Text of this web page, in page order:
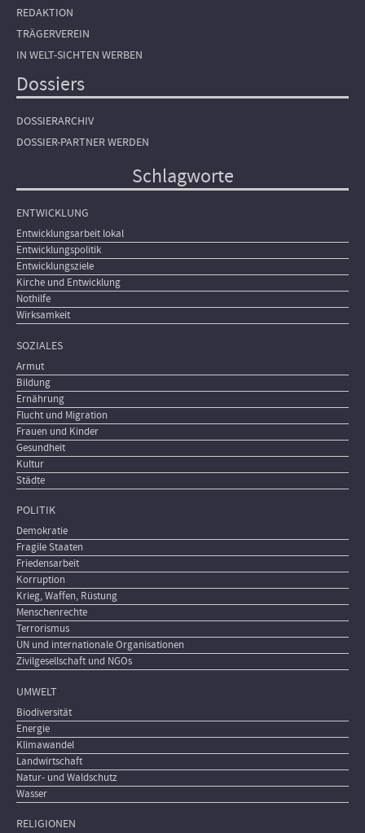
REDAKTION
TRÄGERVEREIN
IN WELT-SICHTEN WERBEN
Dossiers
DOSSIERARCHIV
DOSSIER-PARTNER WERDEN
Schlagworte
ENTWICKLUNG
Entwicklungsarbeit lokal
Entwicklungspolitik
Entwicklungsziele
Kirche und Entwicklung
Nothilfe
Wirksamkeit
SOZIALES
Armut
Bildung
Ernährung
Flucht und Migration
Frauen und Kinder
Gesundheit
Kultur
Städte
POLITIK
Demokratie
Fragile Staaten
Friedensarbeit
Korruption
Krieg, Waffen, Rüstung
Menschenrechte
Terrorismus
UN und internationale Organisationen
Zivilgesellschaft und NGOs
UMWELT
Biodiversität
Energie
Klimawandel
Landwirtschaft
Natur- und Waldschutz
Wasser
RELIGIONEN